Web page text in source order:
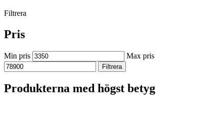
Filtrera
Pris
Min pris Max pris
Filtrera
Produkterna med högst betyg